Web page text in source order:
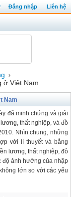
Đăng nhập Liên hệ
›
ở Việt Nam
Nam
đã minh chứng và giải
thất nghiệp, và đồ
Nhìn chung, những
với lí thuyết và bằng
lương, thất nghiệp, đô
độ ảnh hưởng của nhập
lớn so với các yếu